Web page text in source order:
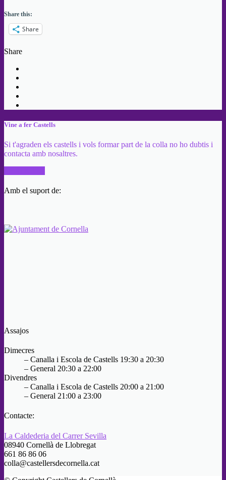
Share this:
Share
Share
Vine a fer Castells
Si t'agraden els castells i vols formar part de la colla no ho dubtis i
contacta amb nosaltres.
Amb el suport de:
Assajos
Dimecres
– Canalla i Escola de Castells 19:30 a 20:30
– General 20:30 a 22:00
Divendres
– Canalla i Escola de Castells 20:00 a 21:00
– General 21:00 a 23:00
Contacte:
La Caldederia del Carrer Sevilla
08940 Cornellà de Llobregat
661 86 86 06
colla@castellersdecornella.cat